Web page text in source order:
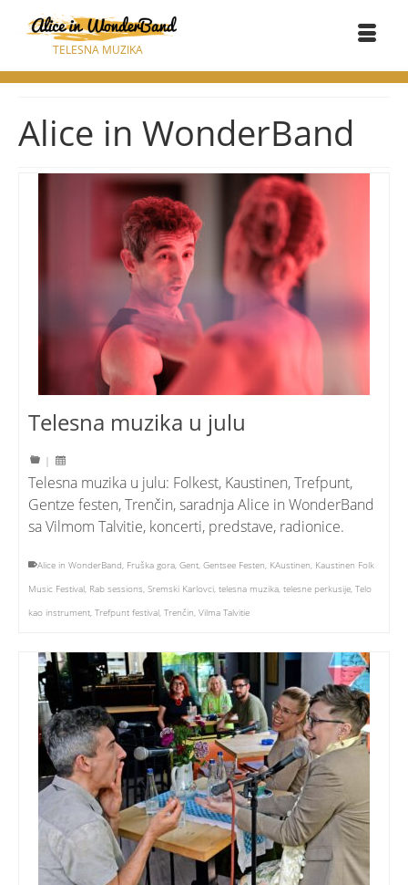
TELESNA MUZIKA
Alice in WonderBand
Telesna muzika u julu
|
Telesna muzika u julu: Folkest, Kaustinen, Trefpunt,
Gentze festen, Trenčin, saradnja Alice in WonderBand
sa Vilmom Talvitie, koncerti, predstave, radionice.
Alice in WonderBand, Fruška gora, Gent, Gentsee Festen, KAustinen, Kaustinen Folk
Music Festival, Rab sessions, Sremski Karlovci, telesna muzika, telesne perkusije, Telo
kao instrument, Trefpunt festival, Trenčin, Vilma Talvitie